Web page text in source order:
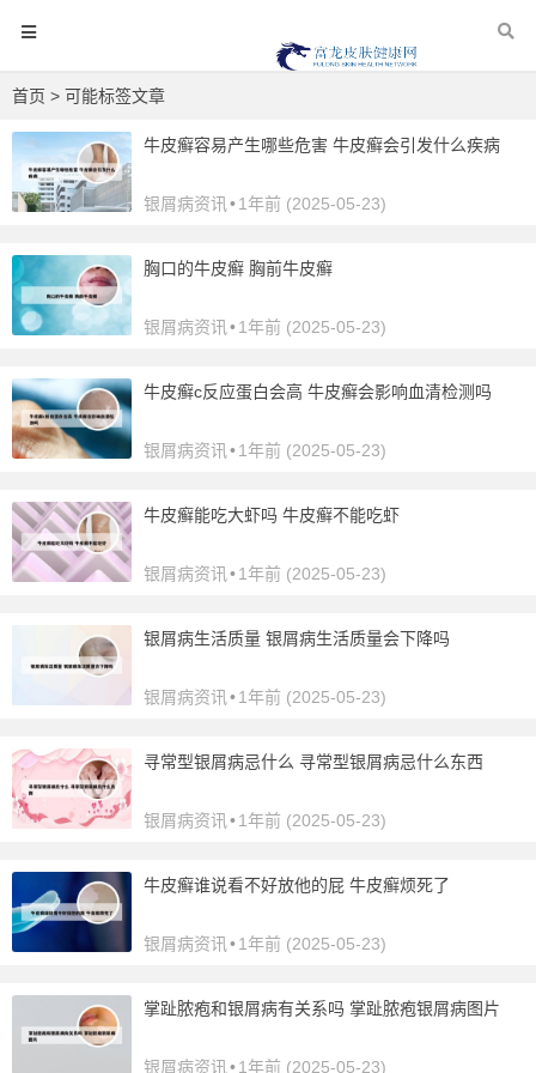
首页 > 可能标签文章
牛皮癣容易产生哪些危害 牛皮癣会引发什么疾病
银屑病资讯 •1年前 (2025-05-23)
胸口的牛皮癣 胸前牛皮癣
银屑病资讯 •1年前 (2025-05-23)
牛皮癣c反应蛋白会高 牛皮癣会影响血清检测吗
银屑病资讯 •1年前 (2025-05-23)
牛皮癣能吃大虾吗 牛皮癣不能吃虾
银屑病资讯 •1年前 (2025-05-23)
银屑病生活质量 银屑病生活质量会下降吗
银屑病资讯 •1年前 (2025-05-23)
寻常型银屑病忌什么 寻常型银屑病忌什么东西
银屑病资讯 •1年前 (2025-05-23)
牛皮癣谁说看不好放他的屁 牛皮癣烦死了
银屑病资讯 •1年前 (2025-05-23)
掌趾脓疱和银屑病有关系吗 掌趾脓疱银屑病图片
银屑病资讯 •1年前 (2025-05-23)